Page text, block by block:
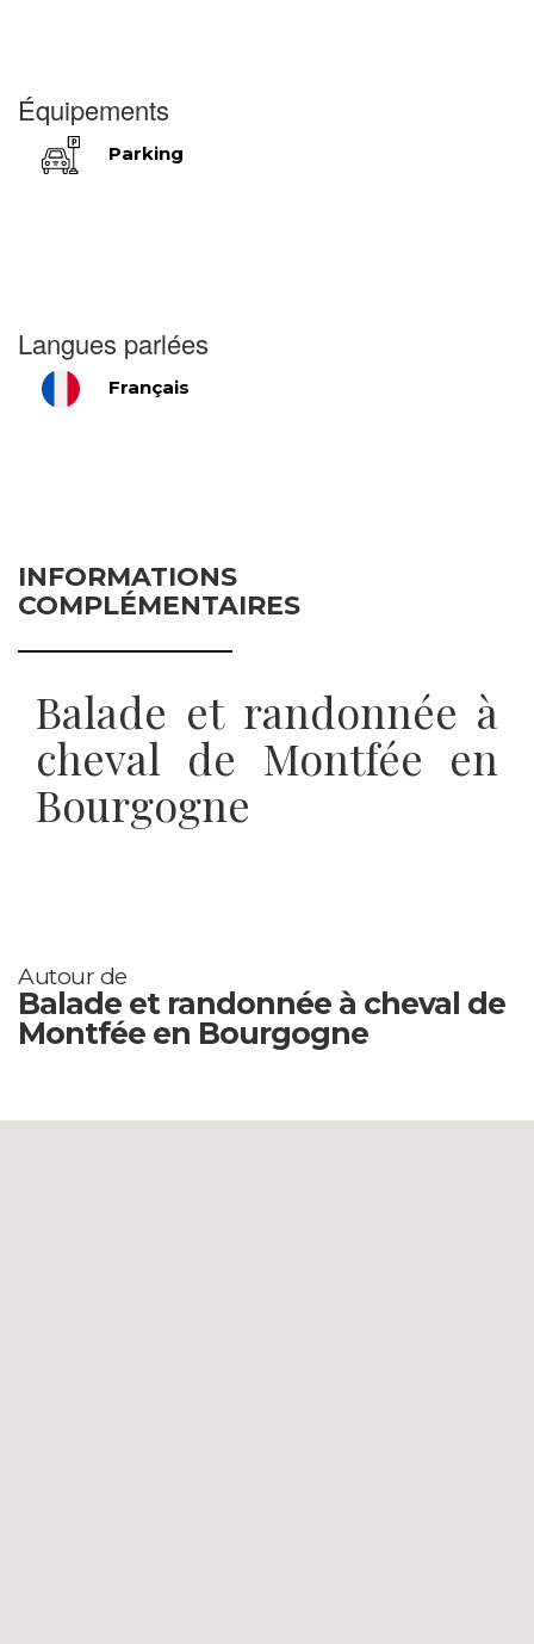
Équipements
Parking
Langues parlées
Français
INFORMATIONS
COMPLÉMENTAIRES
Balade et randonnée à
cheval de Montfée en
Bourgogne
Autour de
Balade et randonnée à cheval de
Montfée en Bourgogne